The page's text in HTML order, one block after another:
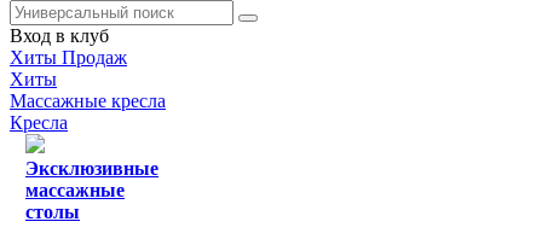
Вход в клуб
Хиты Продаж
Хиты
Массажные кресла
Кресла
Эксклюзивные
массажные
столы